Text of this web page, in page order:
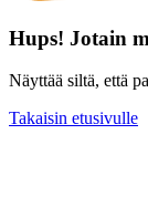
Hups! Jotain
Näyttää siltä, että
Takaisin etusivulle